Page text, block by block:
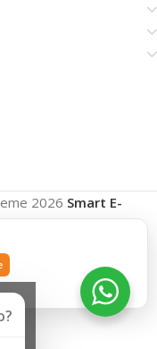
2026 Smart E-